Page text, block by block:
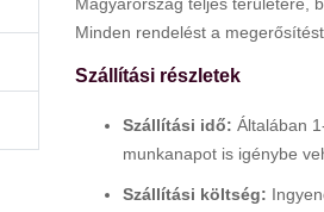
Magyarország teljes területére,
Minden rendelést a
Szállítási részletek
Szállítási idő: Általában
munkanapot is igénybe
Szállítási költség: